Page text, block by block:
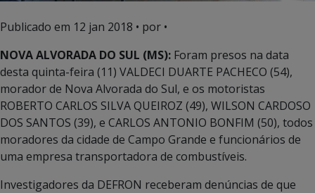
Publicado em 12 jan 2018 • por •
NOVA ALVORADA DO SUL (MS): Foram presos na data
desta quinta-feira (11) VALDECI DUARTE PACHECO (54),
morador de Nova Alvorada do Sul, e os motoristas
ROBERTO CARLOS SILVA QUEIROZ (49), WILSON CARDOSO
DOS SANTOS (39), e CARLOS ANTONIO BONFIM (50), todos
moradores da cidade de Campo Grande e funcionários de
uma empresa transportadora de combustíveis.
Investigadores da DEFRON receberam denúncias de que